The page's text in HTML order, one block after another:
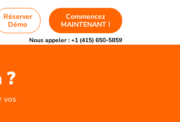
Réserver
Démo
Commencez
MAINTENANT !
Nous appeler :+1 (415) 650-5859
?
vos